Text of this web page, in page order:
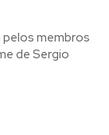
pelos membros
de Sergio